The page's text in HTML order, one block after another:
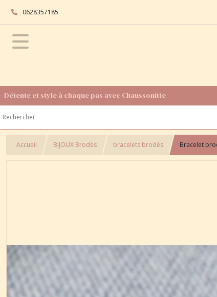
0628357185
Détente et style à chaque pas avec Chaussonitte
Accueil BIJOUX Brodés bracelets brodés Bracelet